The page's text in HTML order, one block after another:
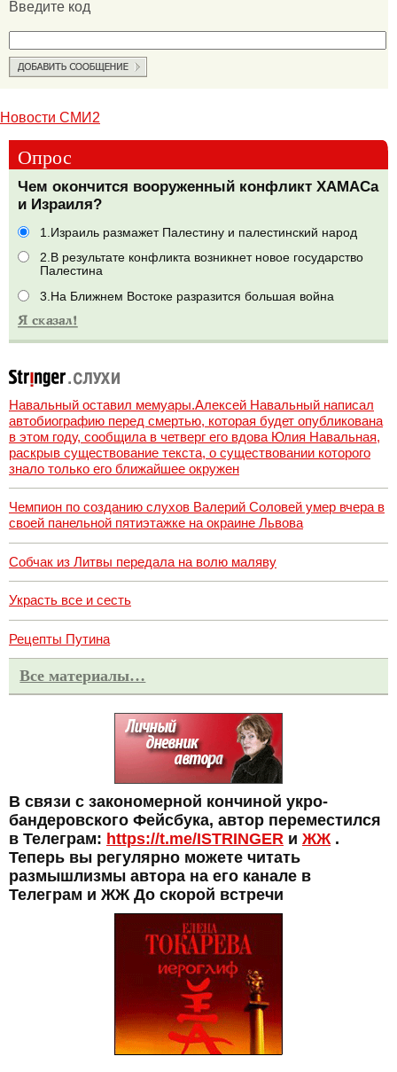
Введите код
Новости СМИ2
Опрос
Чем окончится вооруженный конфликт ХАМАСа
и Израиля?
1.Израиль размажет Палестину и палестинский народ
2.В результате конфликта возникнет новое государство
Палестина
3.На Ближнем Востоке разразится большая война
Навальный оставил мемуары.Алексей Навальный написал
автобиографию перед смертью, которая будет опубликована
в этом году, сообщила в четверг его вдова Юлия Навальная,
раскрыв существование текста, о существовании которого
знало только его ближайшее окружен
Чемпион по созданию слухов Валерий Соловей умер вчера в
своей панельной пятиэтажке на окраине Львова
Собчак из Литвы передала на волю маляву
Украсть все и сесть
Рецепты Путина
Все материалы…
В связи с закономерной кончиной укро-
бандеровского Фейсбука, автор переместился
в Телеграм: https://t.me/ISTRINGER и ЖЖ.
Теперь вы регулярно можете читать
размышлизмы автора на его канале в
Телеграм и ЖЖ До скорой встречи